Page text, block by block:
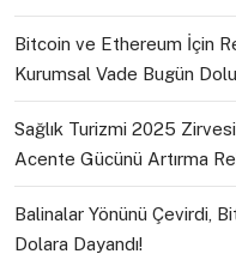
Bitcoin ve Ethereum İçin
Kurumsal Vade Bugün
Sağlık Turizmi 2025
Acente Gücünü Artırma
Balinalar Yönünü Çevirdi,
Dolara Dayandı!